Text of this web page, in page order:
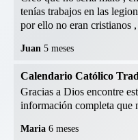
tenías trabajos en las
por ello no eran cristianos
Juan 5 meses
Calendario Católico
Gracias a Dios encontre
información completa que
Maria 6 meses